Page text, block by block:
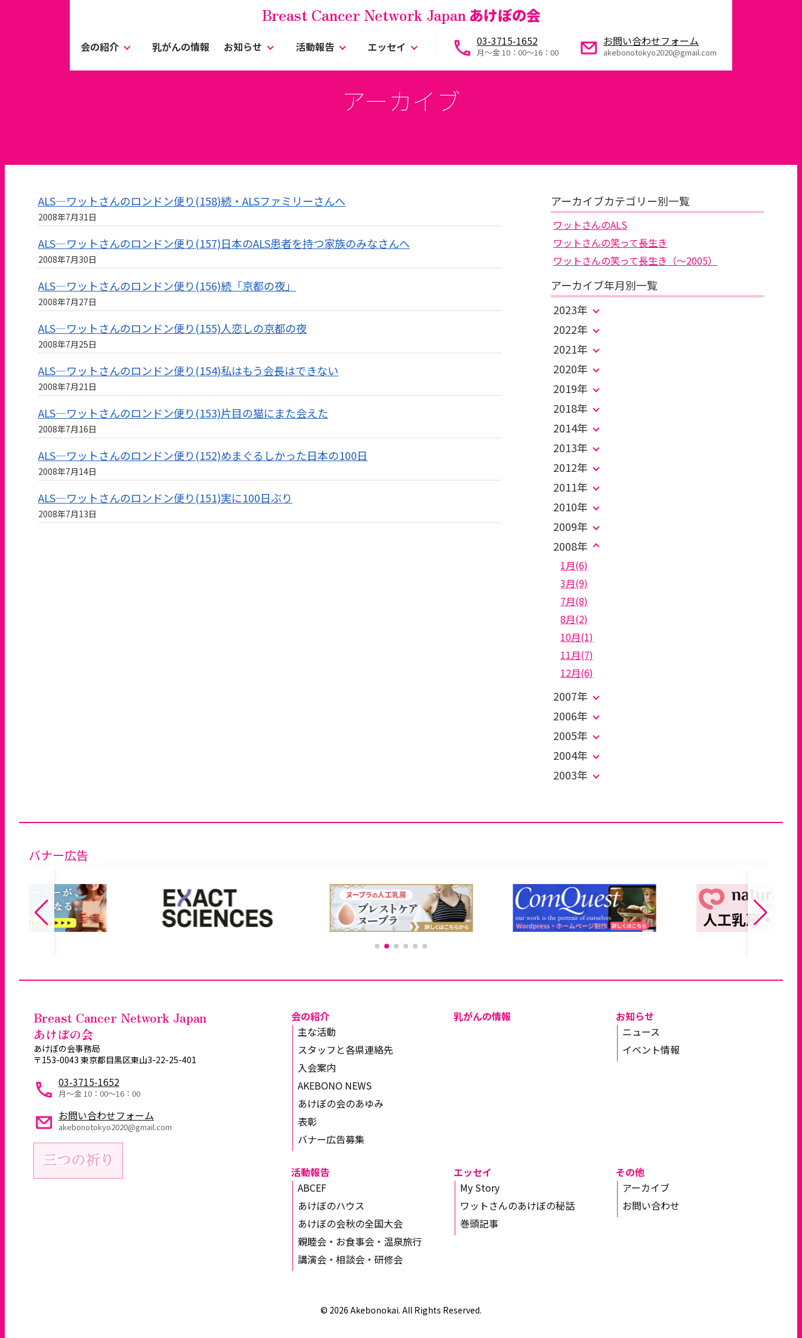
Breast Cancer Network Japan あけぼの会
会の紹介 乳がんの情報 お知らせ 活動報告 エッセイ 03-3715-1652
月～金 10：00〜16：00
お問い合わせフォーム
akebonotokyo2020@gmail.com
アーカイブ
ALS—ワットさんのロンドン便り(158)続・ALSファミリーさんへ
2008年7月31日
ALS—ワットさんのロンドン便り(157)日本のALS患者を持つ家族のみなさんへ
2008年7月30日
ALS—ワットさんのロンドン便り(156)続「京都の夜」
2008年7月27日
ALS—ワットさんのロンドン便り(155)人恋しの京都の夜
2008年7月25日
ALS—ワットさんのロンドン便り(154)私はもう会長はできない
2008年7月21日
ALS—ワットさんのロンドン便り(153)片目の猫にまた会えた
2008年7月16日
ALS—ワットさんのロンドン便り(152)めまぐるしかった日本の100日
2008年7月14日
ALS—ワットさんのロンドン便り(151)実に100日ぶり
2008年7月13日
アーカイブカテゴリー別一覧
ワットさんのALS
ワットさんの笑って長生き
ワットさんの笑って長生き（～2005）
アーカイブ年月別一覧
2023年
2022年
2021年
2020年
2019年
2018年
2014年
2013年
2012年
2011年
2010年
2009年
2008年
1月(6)
3月(9)
7月(8)
8月(2)
10月(1)
11月(7)
12月(6)
2007年
2006年
2005年
2004年
2003年
バナー広告
Breast Cancer Network Japan
あけぼの会
あけぼの会事務局
〒153-0043 東京都目黒区東山3-22-25-401
03-3715-1652
月～金 10：00〜16：00
お問い合わせフォーム
akebonotokyo2020@gmail.com
会の紹介
主な活動
スタッフと各県連絡先
入会案内
AKEBONO NEWS
あけぼの会のあゆみ
表彰
バナー広告募集
乳がんの情報
お知らせ
ニュース
イベント情報
活動報告
ABCEF
あけぼのハウス
あけぼの会秋の全国大会
親睦会・お食事会・温泉旅行
講演会・相談会・研修会
エッセイ
My Story
ワットさんのあけぼの秘話
巻頭記事
その他
アーカイブ
お問い合わせ
© 2026 Akebonokai. All Rights Reserved.